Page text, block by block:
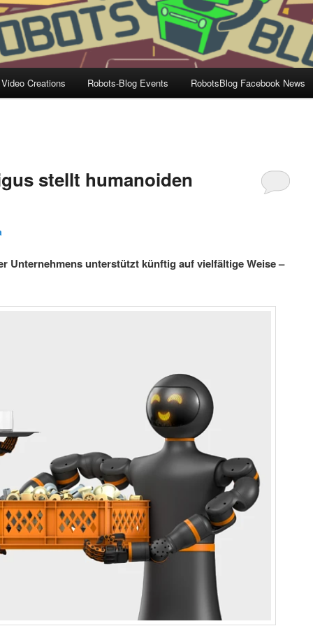
Creations Robots-Blog Events RobotsBlog Facebook News
stellt humanoiden
Unternehmens unterstützt künftig auf vielfältige Weise –